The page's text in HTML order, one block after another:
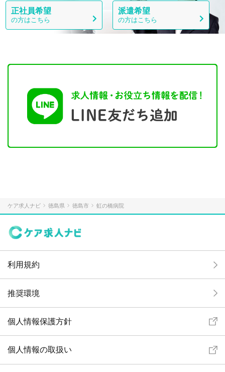
正社員希望
の方はこちら
派遣希望
の方はこちら
ケア求人ナビ 徳島県 徳島市 虹の橋病院
利用規約
推奨環境
個人情報保護方針
個人情報の取扱い